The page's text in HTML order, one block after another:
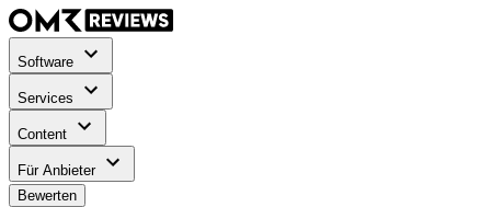
Software
Services
Content
Für Anbieter
Bewerten